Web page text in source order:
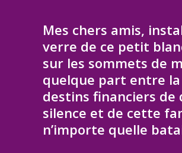
Mes chers amis,
verre de ce petit
sur les sommets de
quelque part entre
destins financiers de
silence et de cette
n’importe quelle